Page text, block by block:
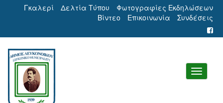
Γκαλερί Δελτία Τύπου
Φωτογραφίες Εκδηλώσεων
Βίντεο
Επικοινωνία Συνδέσεις